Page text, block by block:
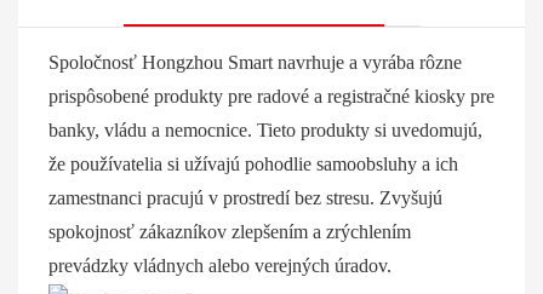
Spoločnosť Hongzhou Smart navrhuje a vyrába rôzne
prispôsobené produkty pre radové a registračné kiosky pre
banky, vládu a nemocnice. Tieto produkty si uvedomujú,
že používatelia si užívajú pohodlie samoobsluhy a ich
zamestnanci pracujú v prostredí bez stresu. Zvyšujú
spokojnosť zákazníkov zlepšením a zrýchlením
prevádzky vládnych alebo verejných úradov.